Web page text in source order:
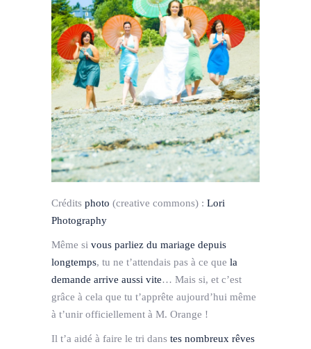
Crédits photo (creative commons) : Lori
Photography
Même si vous parliez du mariage depuis
longtemps, tu ne t’attendais pas à ce que la
demande arrive aussi vite… Mais si, et c’est
grâce à cela que tu t’apprête aujourd’hui même
à t’unir officiellement à M. Orange !
Il t’a aidé à faire le tri dans tes nombreux rêves